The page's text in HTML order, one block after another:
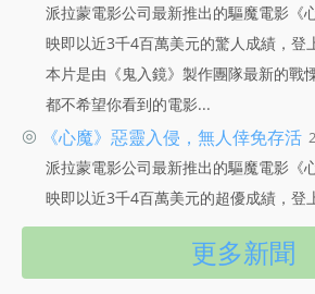
派拉蒙電影公司最新推出的驅魔電影《
映即以近3千4百萬美元的驚人成績，登
本片是由《鬼入鏡》製作團隊最新的戰
都不希望你看到的電影...
◎ 《心魔》惡靈入侵，無人倖免存活
派拉蒙電影公司最新推出的驅魔電影《
映即以近3千4百萬美元的超優成績，登
更多新聞